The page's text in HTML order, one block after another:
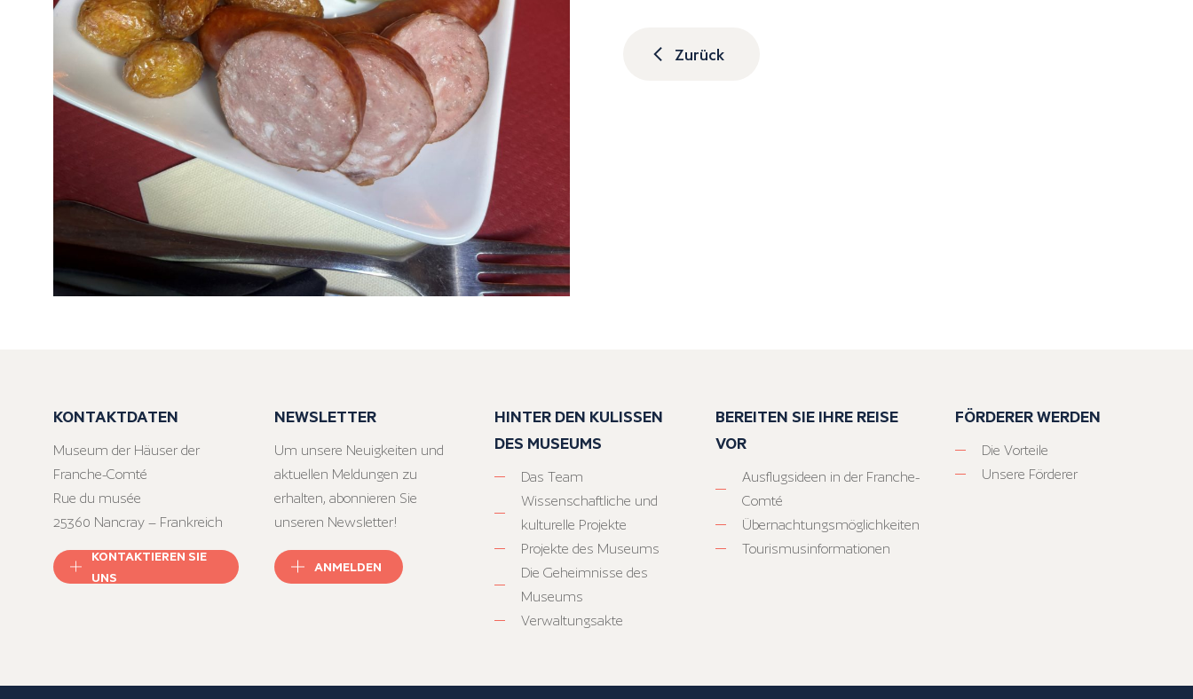
Zurück
KONTAKTDATEN
Museum der Häuser der
Franche-Comté
Rue du musée
25360 Nancray – Frankreich
KONTAKTIEREN SIE
UNS
NEWSLETTER
Um unsere Neuigkeiten und
aktuellen Meldungen zu
erhalten, abonnieren Sie
unseren Newsletter!
ANMELDEN
HINTER DEN KULISSEN
DES MUSEUMS
Das Team
Wissenschaftliche und
kulturelle Projekte
Projekte des Museums
Die Geheimnisse des
Museums
Verwaltungsakte
BEREITEN SIE IHRE REISE
VOR
Ausflugsideen in der Franche-
Comté
Übernachtungsmöglichkeiten
Tourismusinformationen
FÖRDERER WERDEN
Die Vorteile
Unsere Förderer